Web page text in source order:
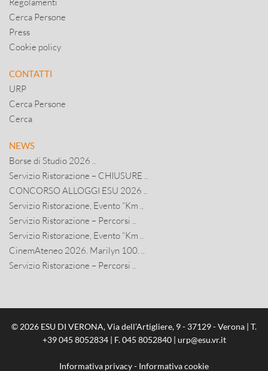
Cerca Persone
Press
Cookie policy
CONTATTI
URP
Cerca Persone
Cerca
NEWS
Borse di Studio 2026 ..
Servizio Ristorazione – CHIUSURE ..
CONCORSO ALLOGGI ESU 2026 ..
Servizio Ristorazione, Evento “Km ..
Servizio Ristorazione – Percorsi ..
Servizio Ristorazione, Evento “Km ..
CinemAteneo 2026. Marilyn 100. ..
Servizio Ristorazione – Percorsi ..
© 2026 ESU DI VERONA, Via dell’Artigliere, 9 - 37129 - Verona | T.
+39 045 8052834| F. 045 8052840 | urp@esu.vr.it
Informativa privacy- Informativa cookie